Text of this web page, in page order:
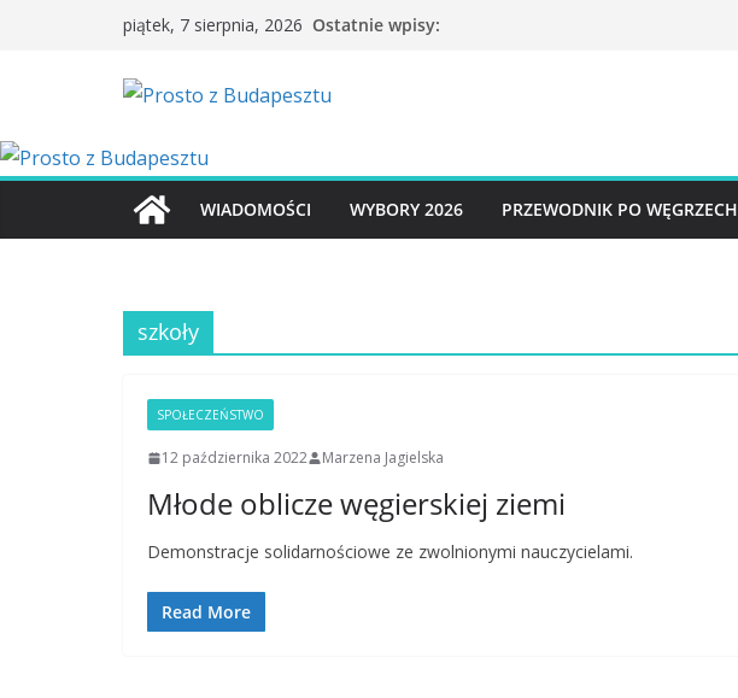
piątek, 7 sierpnia, 2026 Ostatnie wpisy:
WIADOMOŚCI WYBORY 2026 PRZEWODNIK PO WĘGRZECH
szkoły
SPOŁECZEŃSTWO
12 października 2022 Marzena Jagielska
Młode oblicze węgierskiej ziemi
Demonstracje solidarnościowe ze zwolnionymi nauczycielami.
Read More